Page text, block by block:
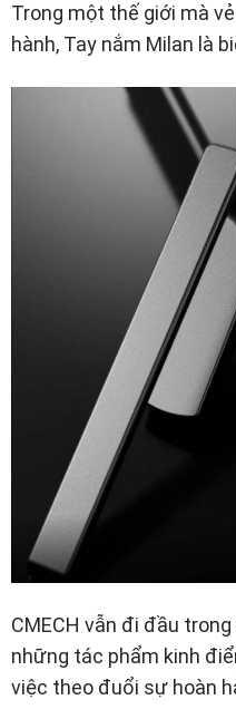
Trong một thế giới mà
hành, Tay nắm Milan là
CMECH vẫn đi đầu
những tác phẩm kinh
việc theo đuổi sự hoàn